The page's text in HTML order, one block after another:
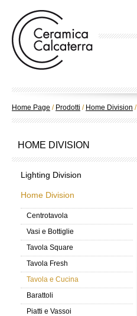
Home Page / Prodotti / Home Division /
HOME DIVISION
Lighting Division
Home Division
Centrotavola
Vasi e Bottiglie
Tavola Square
Tavola Fresh
Tavola e Cucina
Barattoli
Piatti e Vassoi